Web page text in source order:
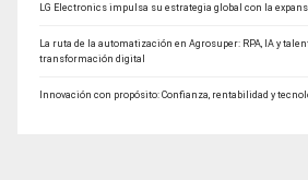
LG Electronics impulsa su estrategia global con la
La ruta de la automatización en Agrosuper: RPA, IA y
transformación digital
Innovación con propósito: Confianza, rentabilidad y